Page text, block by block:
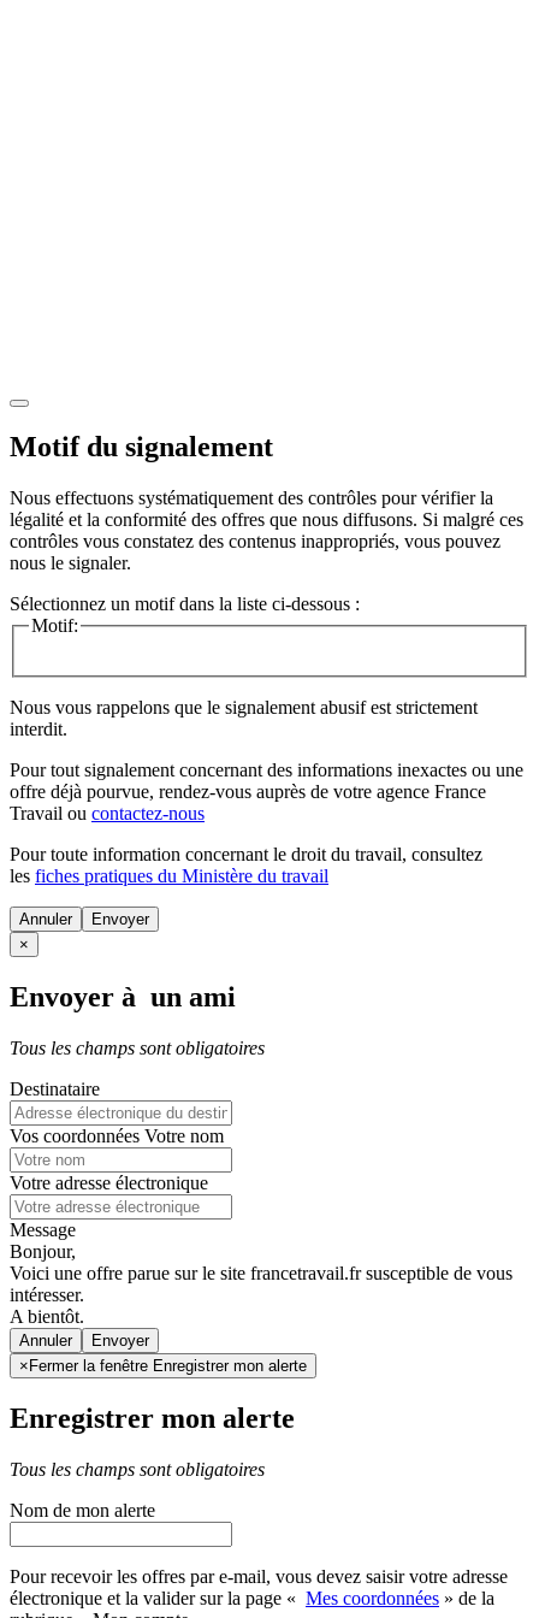
Motif du signalement
Nous effectuons systématiquement des contrôles pour vérifier la
légalité et la conformité des offres que nous diffusons. Si malgré ces
contrôles vous constatez des contenus inappropriés, vous pouvez
nous le signaler.
Sélectionnez un motif dans la liste ci-dessous :
Motif:
Nous vous rappelons que le signalement abusif est strictement
interdit.
Pour tout signalement concernant des informations inexactes ou une
offre déjà pourvue, rendez-vous auprès de votre agence France
Travail ou contactez-nous
Pour toute information concernant le droit du travail, consultez
les fiches pratiques du Ministère du travail
Annuler
×
Envoyer à un ami
Tous les champs sont obligatoires
Destinataire
Vos coordonnées Votre nom
Votre adresse électronique
Message
Bonjour,
Voici une offre parue sur le site francetravail.fr susceptible de vous
intéresser.
A bientôt.
Annuler
× Fermer la fenêtre Enregistrer mon alerte
Enregistrer mon alerte
Tous les champs sont obligatoires
Nom de mon alerte
Pour recevoir les offres par e-mail, vous devez saisir votre adresse
électronique et la valider sur la page « Mes coordonnées » de la